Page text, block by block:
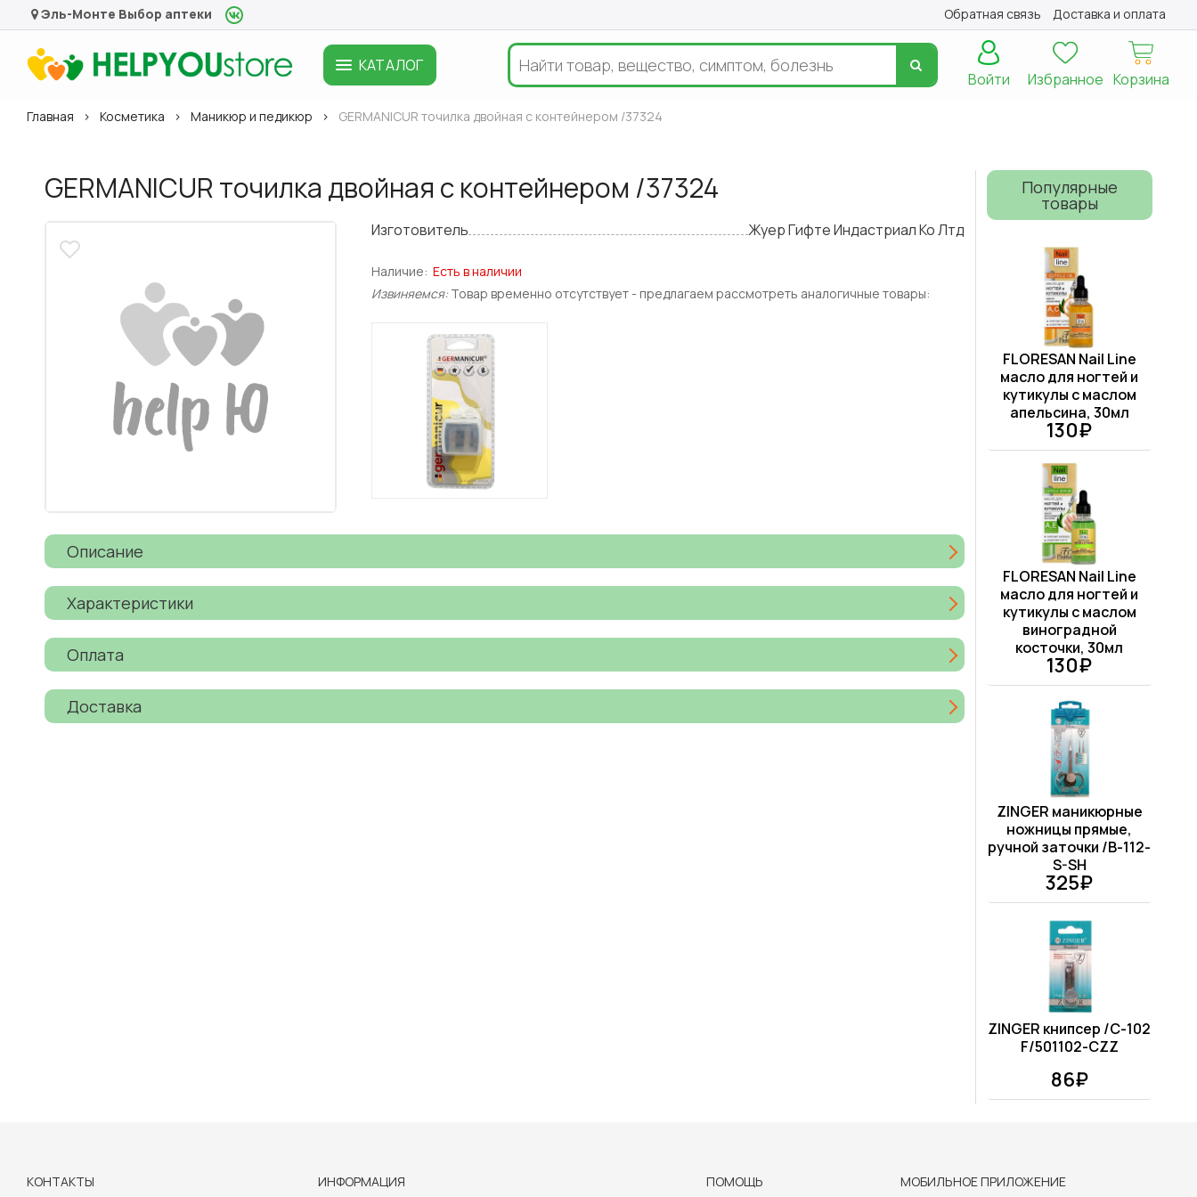
Эль-Монте Выбор аптеки Обратная связь Доставка и оплата
КАТАЛОГ
Корзина
Избранное
Войти
Главная Косметика Маникюр и педикюр GERMANICUR точилка двойная с контейнером /37324
GERMANICUR точилка двойная с контейнером /37324
Изготовитель Жуер Гифте Индастриал Ко Лтд
Наличие: Есть в наличии
Извиняемся: Товар временно отсутствует - предлагаем рассмотреть аналогичные товары:
Описание
Характеристики
Оплата
Доставка
Популярные
товары
FLORESAN Nail Line
масло для ногтей и
кутикулы с маслом
апельсина, 30мл
130₽
FLORESAN Nail Line
масло для ногтей и
кутикулы с маслом
виноградной
косточки, 30мл
130₽
ZINGER маникюрные
ножницы прямые,
ручной заточки /B-112-
S-SH
325₽
ZINGER книпсер /C-102
F/501102-CZZ
86₽
КОНТАКТЫ ИНФОРМАЦИЯ ПОМОЩЬ МОБИЛЬНОЕ ПРИЛОЖЕНИЕ